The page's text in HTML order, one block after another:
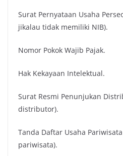
Surat Pernyataan Usaha
jikalau tidak memiliki NIB).
Nomor Pokok Wajib Pajak.
Hak Kekayaan Intelektual.
Surat Resmi Penunjukan
distributor).
Tanda Daftar Usaha
pariwisata).